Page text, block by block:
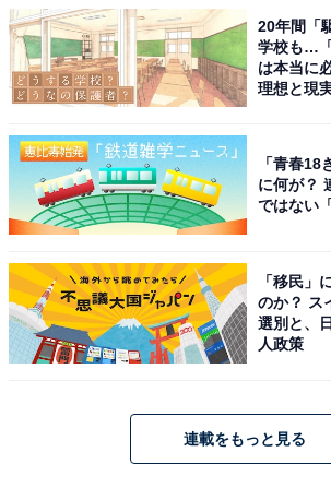
【今日チェックしたい】HiKOKI(
気商品5選
HiKOKI(ハイコーキ)「
Amazonで見る
20年間「
学校も…
は本当に
理想と現
「青春18
に何が？
ではない
「移民」
のか？ ス
選別と、
人政策
連載をもっと見る